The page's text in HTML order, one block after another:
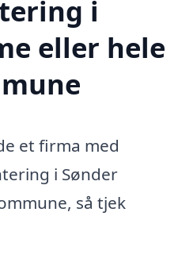
i
eller hele
et firma med
i Sønder
så tjek